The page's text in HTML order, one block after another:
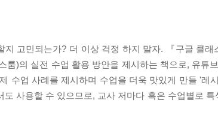
고민되는가? 더 이상 걱정 하지 말자. 『구글 클래
)의 실전 수업 활용 방안을 제시하는 책으로, 유튜
수업 사례를 제시하며 수업을 더욱 맛있게 만들 '레
사용할 수 있으므로, 교사 저마다 혹은 수업별로